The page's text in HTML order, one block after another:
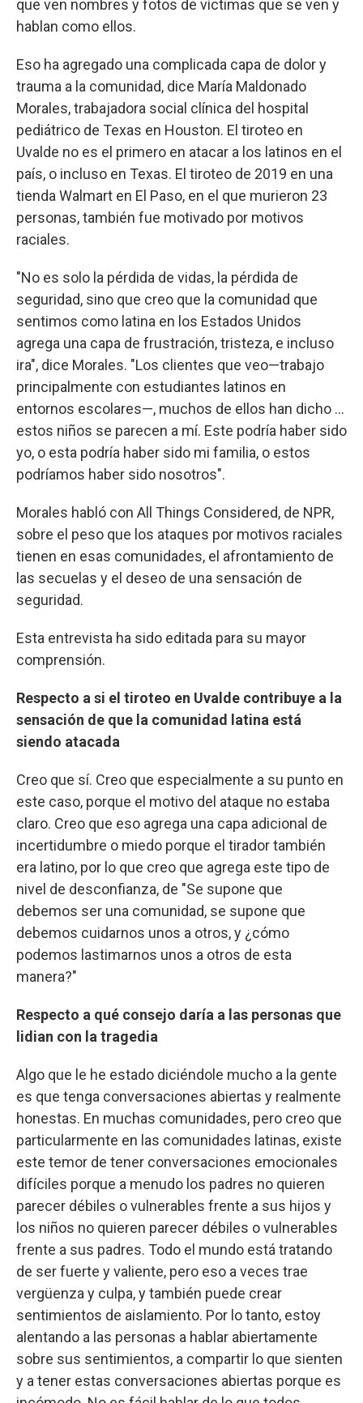
que ven nombres y fotos de víctimas que se ven y
hablan como ellos.
Eso ha agregado una complicada capa de dolor y
trauma a la comunidad, dice María Maldonado
Morales, trabajadora social clínica del hospital
pediátrico de Texas en Houston. El tiroteo en
Uvalde no es el primero en atacar a los latinos en el
país, o incluso en Texas. El tiroteo de 2019 en una
tienda Walmart en El Paso, en el que murieron 23
personas, también fue motivado por motivos
raciales.
"No es solo la pérdida de vidas, la pérdida de
seguridad, sino que creo que la comunidad que
sentimos como latina en los Estados Unidos
agrega una capa de frustración, tristeza, e incluso
ira", dice Morales. "Los clientes que veo—trabajo
principalmente con estudiantes latinos en
entornos escolares—, muchos de ellos han dicho ...
estos niños se parecen a mí. Este podría haber sido
yo, o esta podría haber sido mi familia, o estos
podríamos haber sido nosotros".
Morales habló con All Things Considered, de NPR,
sobre el peso que los ataques por motivos raciales
tienen en esas comunidades, el afrontamiento de
las secuelas y el deseo de una sensación de
seguridad.
Esta entrevista ha sido editada para su mayor
comprensión.
Respecto a si el tiroteo en Uvalde contribuye a la
sensación de que la comunidad latina está
siendo atacada
Creo que sí. Creo que especialmente a su punto en
este caso, porque el motivo del ataque no estaba
claro. Creo que eso agrega una capa adicional de
incertidumbre o miedo porque el tirador también
era latino, por lo que creo que agrega este tipo de
nivel de desconfianza, de "Se supone que
debemos ser una comunidad, se supone que
debemos cuidarnos unos a otros, y ¿cómo
podemos lastimarnos unos a otros de esta
manera?"
Respecto a qué consejo daría a las personas que
lidian con la tragedia
Algo que le he estado diciéndole mucho a la gente
es que tenga conversaciones abiertas y realmente
honestas. En muchas comunidades, pero creo que
particularmente en las comunidades latinas, existe
este temor de tener conversaciones emocionales
difíciles porque a menudo los padres no quieren
parecer débiles o vulnerables frente a sus hijos y
los niños no quieren parecer débiles o vulnerables
frente a sus padres. Todo el mundo está tratando
de ser fuerte y valiente, pero eso a veces trae
vergüenza y culpa, y también puede crear
sentimientos de aislamiento. Por lo tanto, estoy
alentando a las personas a hablar abiertamente
sobre sus sentimientos, a compartir lo que sienten
y a tener estas conversaciones abiertas porque es